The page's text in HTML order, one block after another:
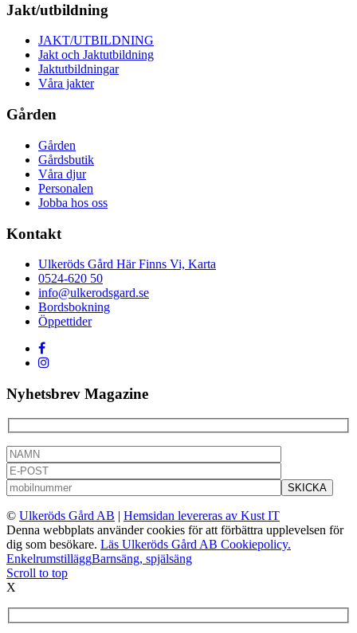
Jakt/utbildning
JAKT/UTBILDNING
Jakt och Jaktutbildning
Jaktutbildningar
Våra jakter
Gården
Gården
Gårdsbutik
Våra djur
Personalen
Jobba hos oss
Kontakt
Ulkeröds Gård Här Finns Vi, Karta
0524-620 50
info@ulkerodsgard.se
Bordsbokning
Öppettider
Nyhetsbrev Magazine
© Ulkeröds Gård AB | Hemsidan levereras av Kust IT
Denna webbplats använder cookies för att förbättra upplevelsen för
dig som besökare. Läs Ulkeröds Gård AB Cookiepolicy.
EnkelrumstilläggBarnsäng, spjälsäng
Scroll to top
X